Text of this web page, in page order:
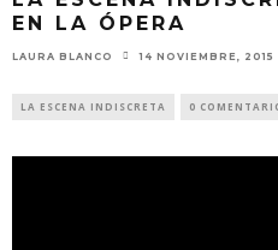
EN LA ÓPERA
LAURA BLANCO 14 NOVIEMBRE, 2015
LA ESCENA INDISCRETA 0